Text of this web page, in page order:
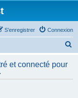
Connexion
S’enregistrer
h
et connecté pour